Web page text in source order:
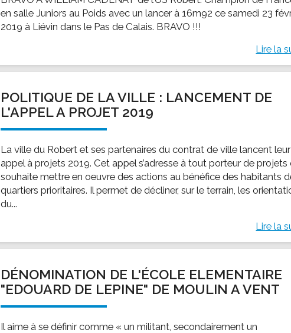
en salle Juniors au Poids avec un lancer à 16m92 ce samedi 23
2019 à Liévin dans le Pas de Calais. BRAVO !!!
Lire la
POLITIQUE DE LA VILLE : LANCEMENT DE
L'APPEL A PROJET 2019
La ville du Robert et ses partenaires du contrat de ville lancent leur
appel à projets 2019. Cet appel s’adresse à tout porteur de projets
souhaite mettre en oeuvre des actions au bénéfice des habitants
quartiers prioritaires. Il permet de décliner, sur le terrain, les
du...
Lire la
DÉNOMINATION DE L'ÉCOLE ELEMENTAIRE
"EDOUARD DE LEPINE" DE MOULIN A VENT
Il aime à se définir comme « un militant, secondairement un